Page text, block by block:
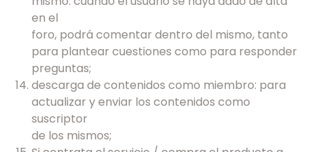
en el
foro, podrá comentar dentro del mismo, tanto
para plantear cuestiones como para responder
preguntas;
descarga de contenidos como miembro: para
actualizar y enviar los contenidos como
suscriptor
de los mismos;